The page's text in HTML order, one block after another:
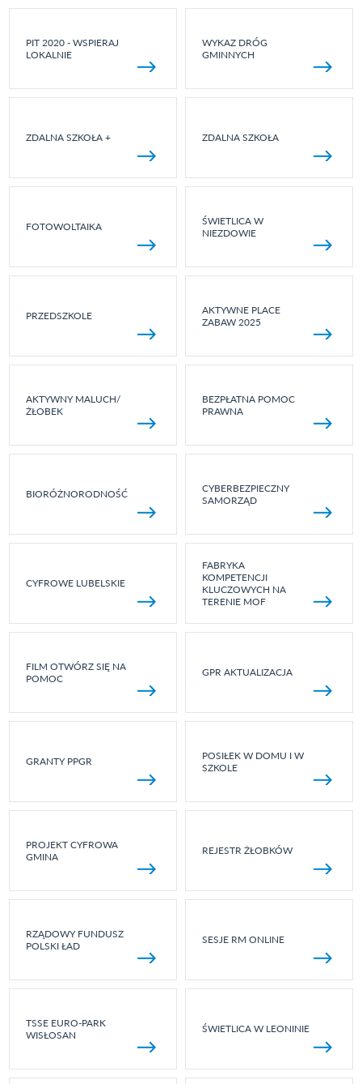
PIT 2020 - WSPIERAJ
LOKALNIE
WYKAZ DRÓG
GMINNYCH
ZDALNA SZKOŁA + ZDALNA SZKOŁA
FOTOWOLTAIKA
ŚWIETLICA W
NIEZDOWIE
PRZEDSZKOLE
AKTYWNE PLACE
ZABAW 2025
AKTYWNY MALUCH/
ŻŁOBEK
BEZPŁATNA POMOC
PRAWNA
BIORÓŻNORODNOŚĆ
CYBERBEZPIECZNY
SAMORZĄD
CYFROWE LUBELSKIE
FABRYKA
KOMPETENCJI
KLUCZOWYCH NA
TERENIE MOF
FILM OTWÓRZ SIĘ NA
POMOC
GPR AKTUALIZACJA
GRANTY PPGR
POSIŁEK W DOMU I W
SZKOLE
PROJEKT CYFROWA
GMINA
REJESTR ŻŁOBKÓW
RZĄDOWY FUNDUSZ
POLSKI ŁAD
SESJE RM ONLINE
TSSE EURO-PARK
WISŁOSAN
ŚWIETLICA W LEONINIE